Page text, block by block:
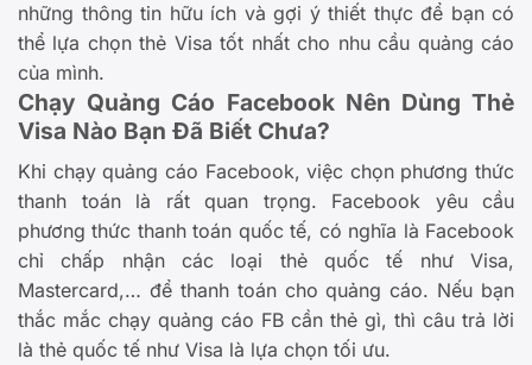
những thông tin hữu ích và gợi ý thiết thực để bạn có
thể lựa chọn thẻ Visa tốt nhất cho nhu cầu quảng cáo
của mình.
Chạy Quảng Cáo Facebook Nên Dùng Thẻ
Visa Nào Bạn Đã Biết Chưa?
Khi chạy quảng cáo Facebook, việc chọn phương thức
thanh toán là rất quan trọng. Facebook yêu cầu
phương thức thanh toán quốc tế, có nghĩa là Facebook
chỉ chấp nhận các loại thẻ quốc tế như Visa,
Mastercard,… để thanh toán cho quảng cáo. Nếu bạn
thắc mắc chạy quảng cáo FB cần thẻ gì, thì câu trả lời
là thẻ quốc tế như Visa là lựa chọn tối ưu.